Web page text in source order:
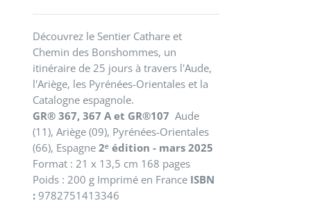
Découvrez le Sentier Cathare et
Chemin des Bonshommes, un
itinéraire de 25 jours à travers l'Aude,
l'Ariège, les Pyrénées-Orientales et la
Catalogne espagnole.
GR® 367, 367 A et GR®107 Aude
(11), Ariège (09), Pyrénées-Orientales
(66), Espagne2ᵉ édition - mars 2025
Format : 21 x 13,5 cm 168 pages
Poids : 200 g Imprimé en France ISBN
: 9782751413346